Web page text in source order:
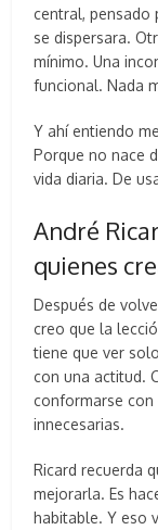
central, pensado
se dispersara.
mínimo. Una
funcional. Nada
Y ahí entiendo
Porque no nace
vida diaria. De
André
quienes
Después de
creo que la
tiene que ver
con una actitud.
conformarse
innecesarias.
Ricard recuerda
mejorarla. Es
habitable. Y eso